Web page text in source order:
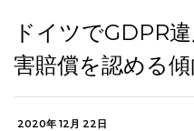
ドイツでGDPR
害賠償を認める
2020年 12月 22日